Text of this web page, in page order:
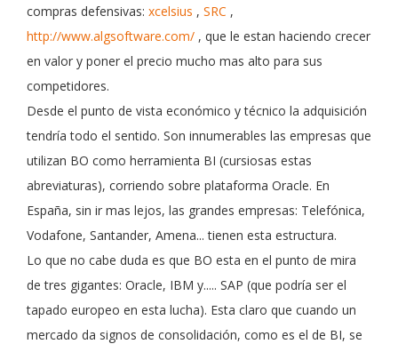
compras defensivas: xcelsius , SRC ,
http://www.algsoftware.com/ , que le estan haciendo crecer
en valor y poner el precio mucho mas alto para sus
competidores.
Desde el punto de vista económico y técnico la adquisición
tendría todo el sentido. Son innumerables las empresas que
utilizan BO como herramienta BI (cursiosas estas
abreviaturas), corriendo sobre plataforma Oracle. En
España, sin ir mas lejos, las grandes empresas: Telefónica,
Vodafone, Santander, Amena... tienen esta estructura.
Lo que no cabe duda es que BO esta en el punto de mira
de tres gigantes: Oracle, IBM y..... SAP (que podría ser el
tapado europeo en esta lucha). Esta claro que cuando un
mercado da signos de consolidación, como es el de BI, se